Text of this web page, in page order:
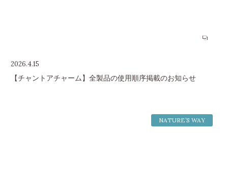
2026.4.15
【チャントアチャーム】全製品の使用順序掲載のお知らせ
NATURE’S WAY